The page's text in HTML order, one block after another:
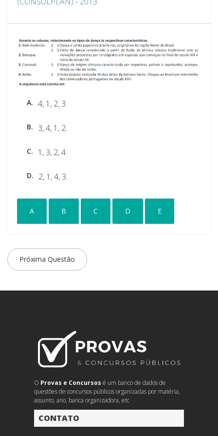
A. 4, 1, 2, 3.
B. 3, 4, 1, 2.
C. 1, 3, 2, 4.
D. 2, 1, 4, 3.
A B C D E
Próxima Questão
O Provas e Concursos é um banco de dados de
questões de concursos públicos organizadas por matéria,
assunto, ano, banca organizadora, etc
CONTATO